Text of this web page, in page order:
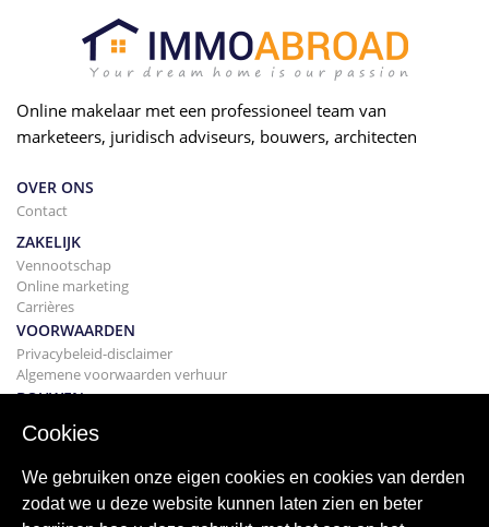
Online makelaar met een professioneel team van
marketeers, juridisch adviseurs, bouwers, architecten
OVER ONS
Contact
ZAKELIJK
Vennootschap
Online marketing
Carrières
VOORWAARDEN
Privacybeleid-disclaimer
Algemene voorwaarden verhuur
BOUWEN
Projecten
Uw huis kopen
Verkopen
Hypotheek
Cookies
We gebruiken onze eigen cookies en cookies van derden
zodat we u deze website kunnen laten zien en beter